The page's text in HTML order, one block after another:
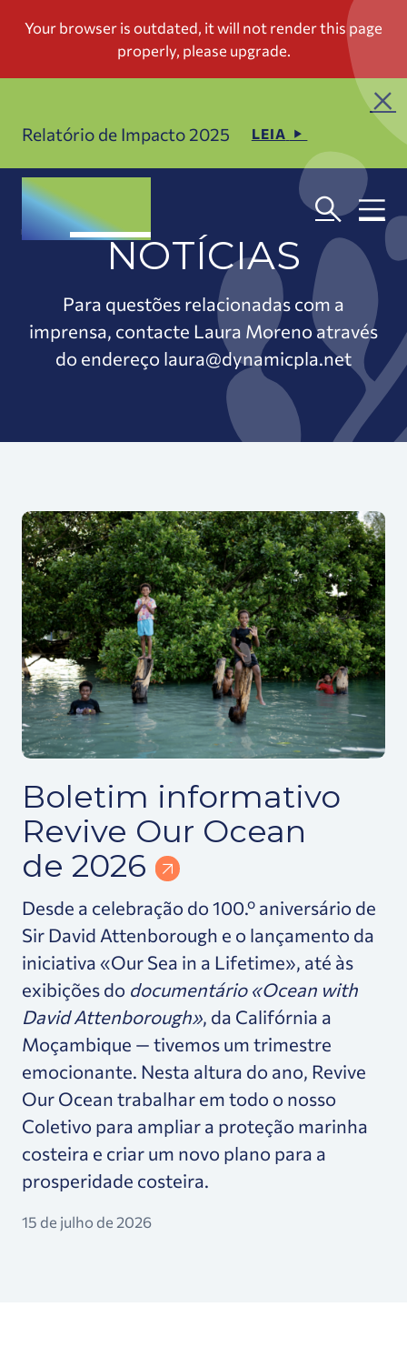
Relatório de Impacto 2025 LEIA
NOTÍCIAS
Para questões relacionadas com a
imprensa, contacte Laura Moreno através
do endereço laura@dynamicpla.net
Boletim informativo Revive Our Ocean de 2026
Boletim informativo
Revive Our Ocean
de 2026
Desde a celebração do 100.º aniversário de
Sir David Attenborough e o lançamento da
iniciativa «Our Sea in a Lifetime», até às
exibições do documentário «Ocean with
David Attenborough», da Califórnia a
Moçambique — tivemos um trimestre
emocionante. Nesta altura do ano, Revive
Our Ocean trabalhar em todo o nosso
Coletivo para ampliar a proteção marinha
costeira e criar um novo plano para a
prosperidade costeira.
15 de julho de 2026